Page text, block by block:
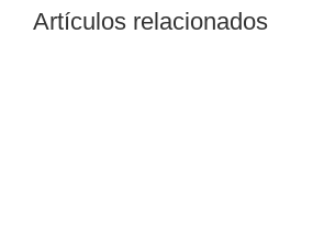
Artículos relacionados